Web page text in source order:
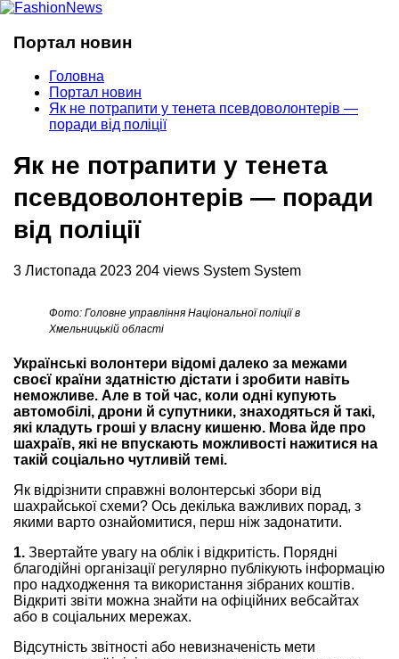
Портал новин
Головна
Портал новин
Як не потрапити у тенета псевдоволонтерів —
поради від поліції
Як не потрапити у тенета
псевдоволонтерів — поради
від поліції
3 Листопада 2023 204 views System System
Фото: Головне управління Національної поліції в
Хмельницькій області
Українські волонтери відомі далеко за межами
своєї країни здатністю дістати і зробити навіть
неможливе. Але в той час, коли одні купують
автомобілі, дрони й супутники, знаходяться й такі,
які кладуть гроші у власну кишеню. Мова йде про
шахраїв, які не впускають можливості нажитися на
такій соціально чутливій темі.
Як відрізнити справжні волонтерські збори від
шахрайської схеми? Ось декілька важливих порад, з
якими варто ознайомитися, перш ніж задонатити.
1. Звертайте увагу на облік і відкритість. Порядні
благодійні організації регулярно публікують інформацію
про надходження та використання зібраних коштів.
Відкриті звіти можна знайти на офіційних вебсайтах
або в соціальних мережах.
Відсутність звітності або невизначеність мети